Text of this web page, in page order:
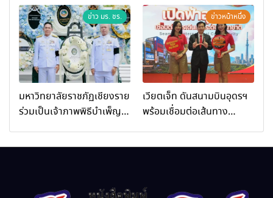
เปิด “โครงการเสริมสร้างสุข
ภาวะพระสงฆ์” ถวายพระกุศล
99 พรรษา สมเด็จพระ
สังฆราช
การท่องเที่ยวและกีฬาจังหวัด
เชียงราย จัดกิจกรรมอบรม
“การพัฒนาศักยภาพผู้
ประกอบการและเครือข่าย
ธุรกิจ Wellness สู่การ
เติบโตอย่างยั่งยืน (Chiang
Rai Wellness Business
ข่าว มร. ชร.
มหาวิทยาลัยราชภัฏเชียงราย
ร่วมเป็นเจ้าภาพพิธีบำเพ็ญ
ข่าวหน้าหนึ่ง
เวียตเจ็ท ดันสนามบินอุดรฯ
พร้อมเชื่อมต่อเส้นทาง